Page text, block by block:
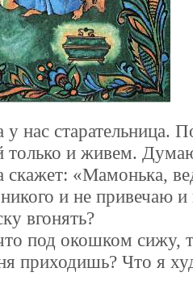
у нас старательница.
только и живем.
скажет: «Мамонька,
и не привечаю
вгонять?
под окошком сижу,
приходишь? Что я